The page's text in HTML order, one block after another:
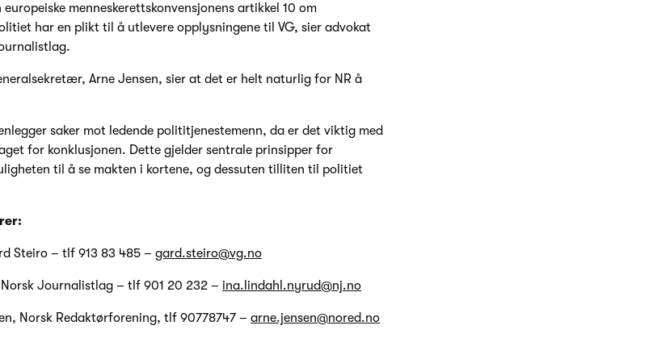
menneskerettskonvensjonens artikkel 10 om
har en plikt til å utlevere opplysningene til VG, sier advokat
Arne Jensen, sier at det er helt naturlig for NR å
saker mot ledende polititjenestemenn, da er det viktig med
for konklusjonen. Dette gjelder sentrale prinsipper for
til å se makten i kortene, og dessuten tilliten til politiet
Steiro – tlf 913 83 485 – gard.steiro@vg.no
Journalistlag – tlf 901 20 232 – ina.lindahl.nyrud@nj.no
Norsk Redaktørforening, tlf 90778747 – arne.jensen@nored.no